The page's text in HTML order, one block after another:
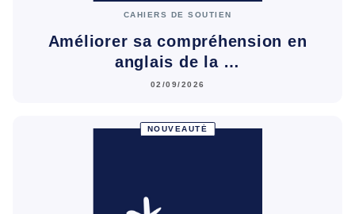
CAHIERS DE SOUTIEN
Améliorer sa compréhension en
anglais de la …
02/09/2026
NOUVEAUTÉ